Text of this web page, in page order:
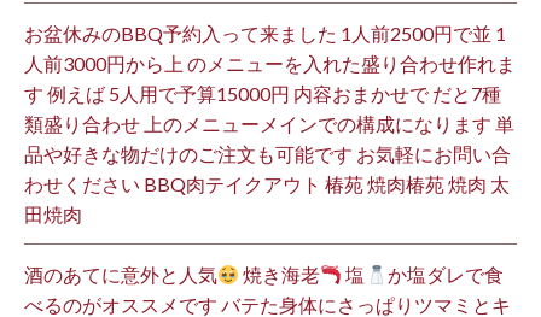
お盆休みのBBQ予約入って来ました 1人前2500円で並 1
人前3000円から上 のメニューを入れた盛り合わせ作れま
す 例えば 5人用で予算15000円 内容おまかせで だと7種
類盛り合わせ 上のメニューメインでの構成になります 単
品や好きな物だけのご注文も可能です お気軽にお問い合
わせください BBQ肉テイクアウト 椿苑 焼肉椿苑 焼肉 太
田焼肉
酒のあてに意外と人気 焼き海老 塩
か塩ダレで食
べるのがオススメです バテた身体にさっぱりツマミとキ